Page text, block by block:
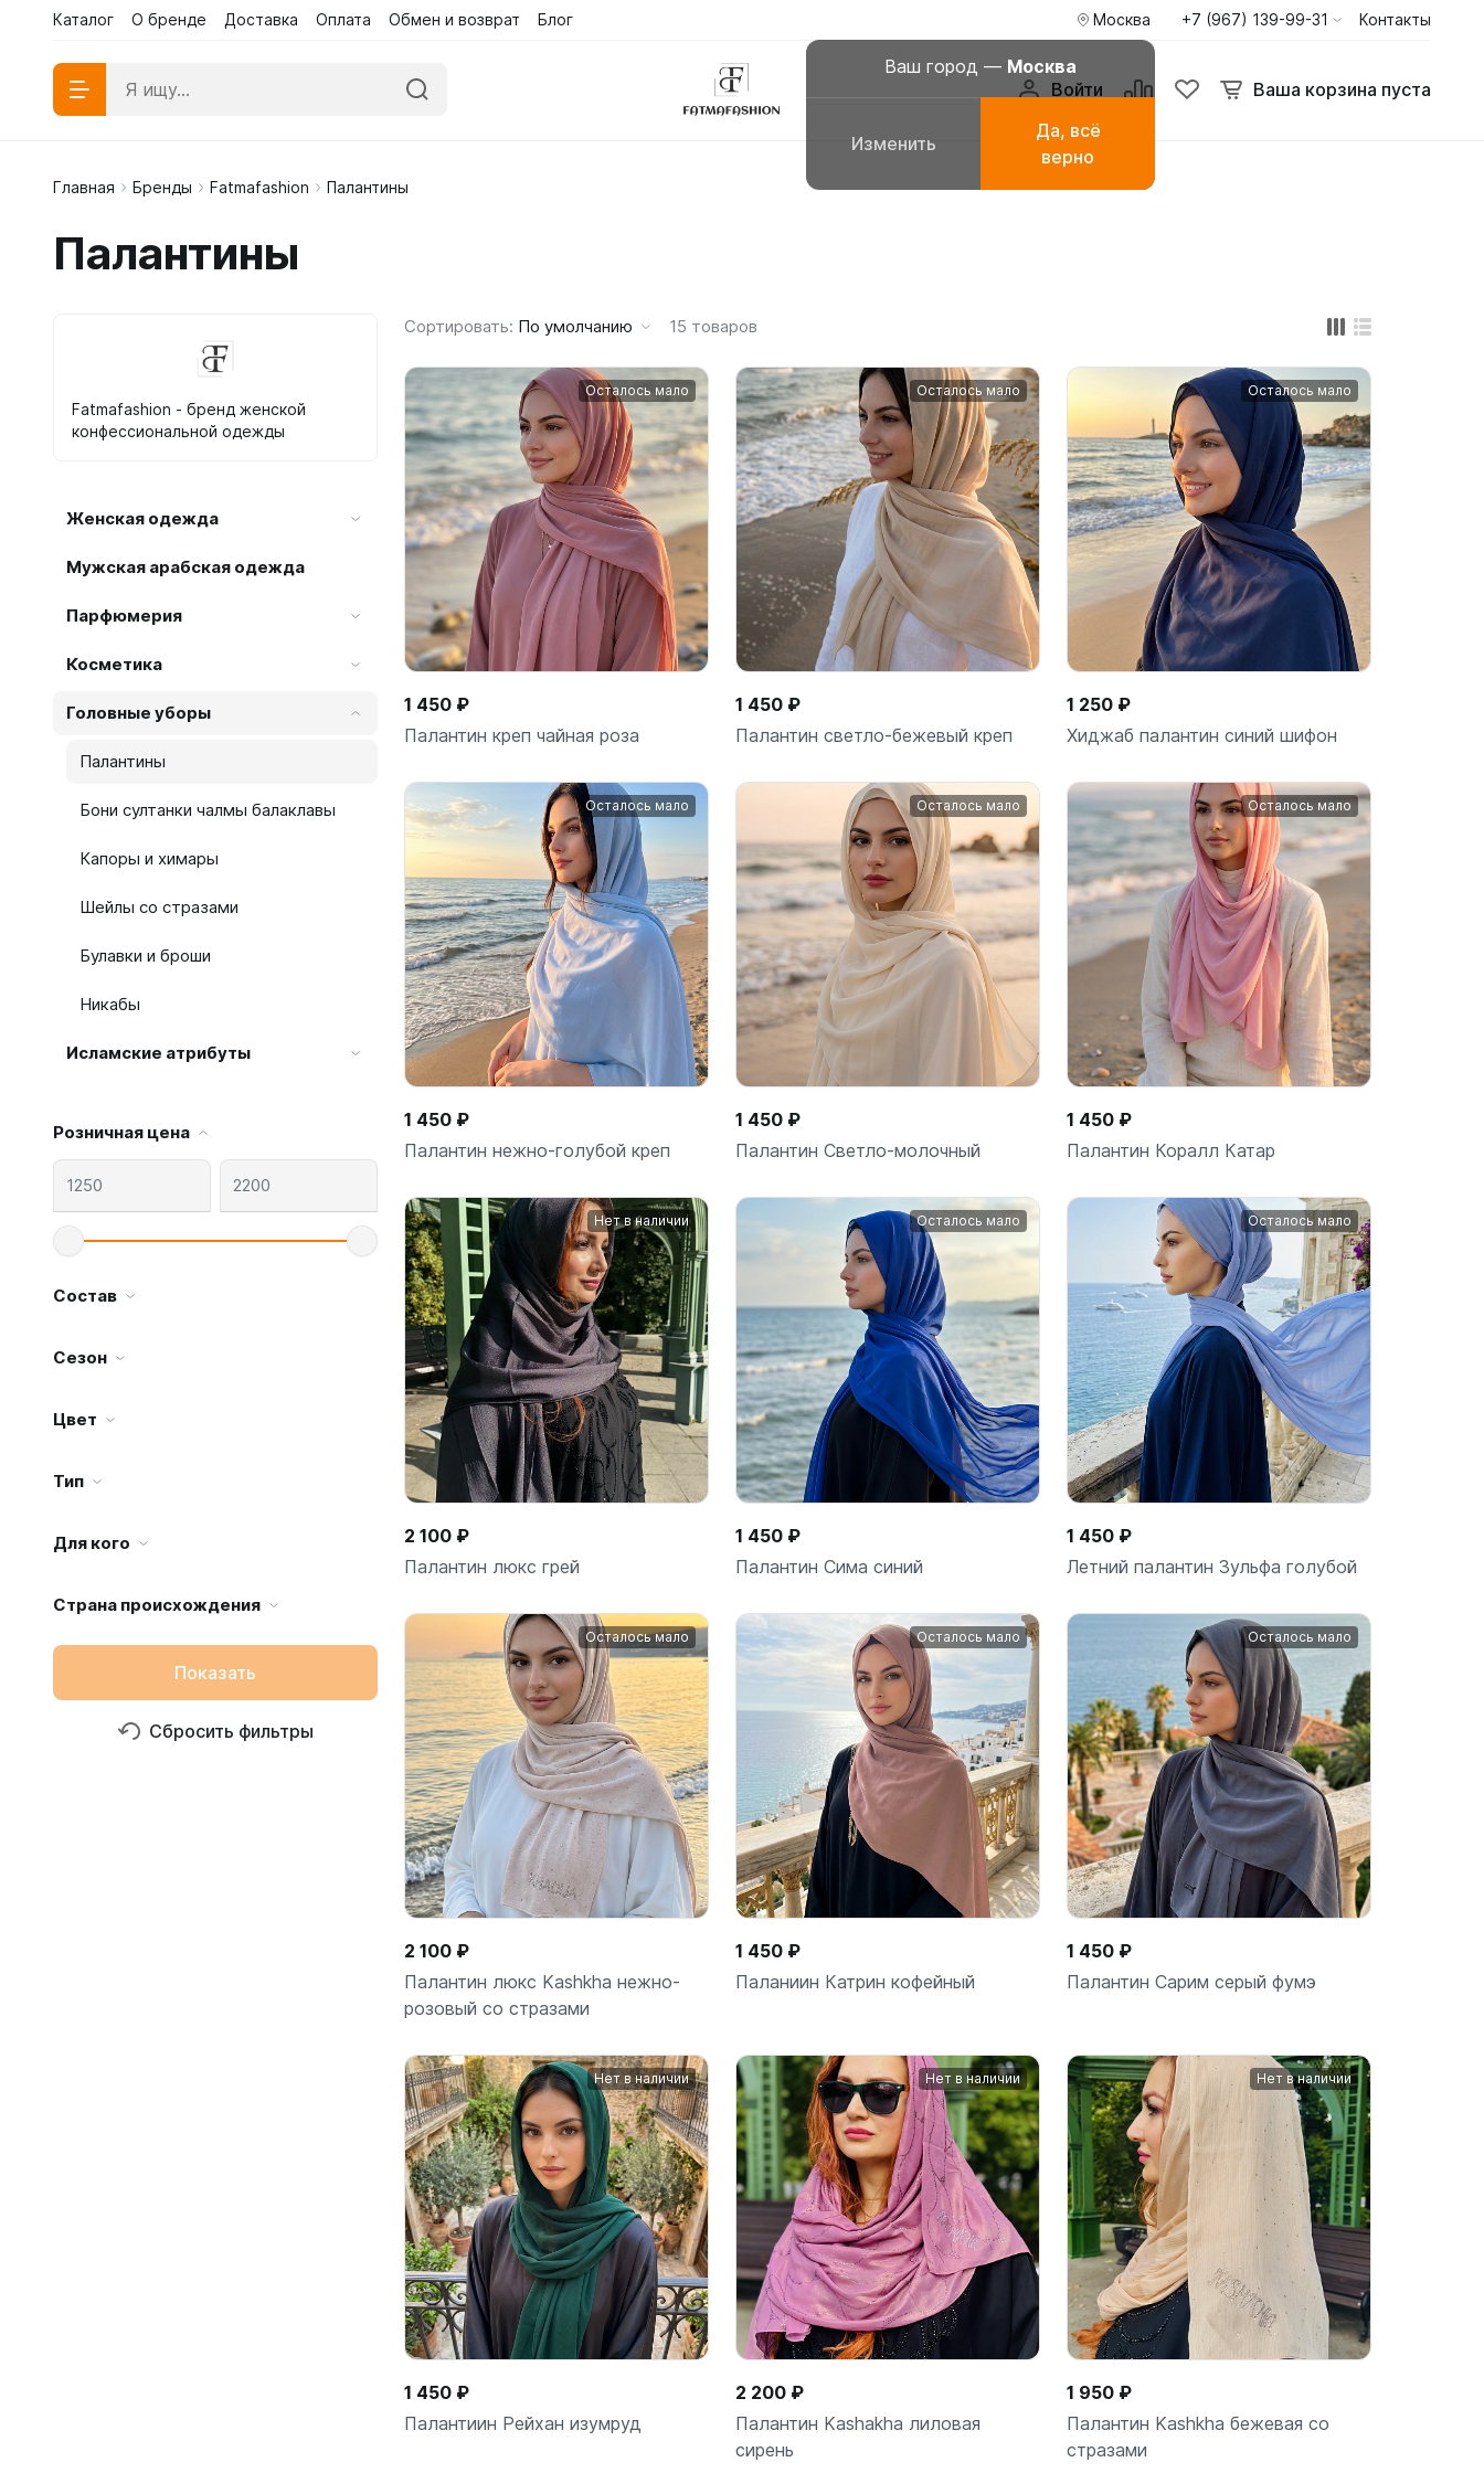
Поиск Сравнение Избранное
Каталог О бренде Доставка Оплата Обмен и возврат Блог Москва
Ваш город — Москва
Изменить
Да, всё
верно
+7 (967) 139-99-31 Контакты
Войти Ваша корзина пуста
Платья для молитвы, намаза
Буркини мусульманские
Главная Бренды Fatmafashion Палантины
Палантины
Fatmafashion - бренд женской
конфессиональной одежды
Женская одежда
Мужская арабская одежда
Парфюмерия
Косметика
Головные уборы
Палантины
Бони султанки чалмы балаклавы
Капоры и химары
Шейлы со стразами
Булавки и броши
Никабы
Исламские атрибуты
Розничная цена
Состав
Сезон
Цвет
Тип
Для кого
Страна происхождения
Показать
Сбросить фильтры
Сортировать: По умолчанию 15 товаров
Осталось мало
шт В корзину
1 450 ₽
Палантин креп чайная роза
Осталось мало
шт В корзину
1 450 ₽
Палантин светло-бежевый креп
Осталось мало
шт В корзину
1 250 ₽
Хиджаб палантин синий шифон
Осталось мало
шт В корзину
1 450 ₽
Палантин нежно-голубой креп
Осталось мало
шт В корзину
1 450 ₽
Палантин Светло-молочный
Осталось мало
шт В корзину
1 450 ₽
Палантин Коралл Катар
Нет в наличии
2 100 ₽
Палантин люкс грей
Осталось мало
шт В корзину
1 450 ₽
Палантин Сима синий
Осталось мало
шт В корзину
1 450 ₽
Летний палантин Зульфа голубой
Осталось мало
шт В корзину
2 100 ₽
Палантин люкс Kashkha нежно-
розовый со стразами
Осталось мало
шт В корзину
1 450 ₽
Паланиин Катрин кофейный
Осталось мало
шт В корзину
1 450 ₽
Палантин Сарим серый фумэ
Нет в наличии
1 450 ₽
Палантиин Рейхан изумруд
Нет в наличии
2 200 ₽
Палантин Kashakha лиловая
сирень
Нет в наличии
1 950 ₽
Палантин Kashkha бежевая со
стразами